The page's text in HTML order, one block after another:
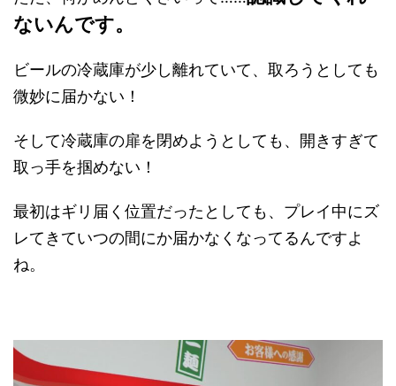
ないんです。
ビールの冷蔵庫が少し離れていて、取ろうとしても
微妙に届かない！
そして冷蔵庫の扉を閉めようとしても、開きすぎて
取っ手を掴めない！
最初はギリ届く位置だったとしても、プレイ中にズ
レてきていつの間にか届かなくなってるんですよ
ね。